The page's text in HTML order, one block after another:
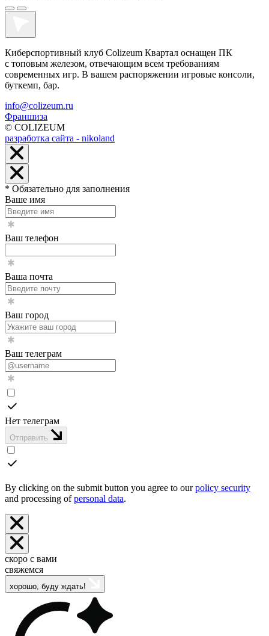
Киберспортивный клуб Colizeum Квартал оснащен ПК
с топовым железом, отвечающим всем требованиям
современных игр. В вашем распоряжении игровые консоли,
буткемп, бар.
info@colizeum.ru
Франшиза
© COLIZEUM
разработка сайта - nikoland
* Обязательно для заполнения
Ваше имя
Ваш телефон
Ваша почта
Ваш город
Ваш телеграм
Нет телеграм
Отправить
By clicking on the submit button you agree to ourpolicy security
and processing ofpersonal data.
скоро с вами
свяжемся
хорошо, буду ждать!